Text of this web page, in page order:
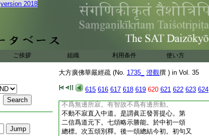
version 2018
ご挨拶 組織 利用条件 使い方
大方廣佛華嚴經疏 (No. 1735_ 澄觀撰 ) in Vol. 35
615 616 617 618 619 620 621 622 623 624
十徳。即求菩提之意。下經休舍云。欲教化
調伏一切衆生。盡無餘故發菩提心等。又
末後偈。初句即自性住佛性。以信心佛衆生
無差別故。方是眞法可謂深信。次句即引
出佛性。後句即至得果性。又文有四弘。可
以意得。又上云深心信解常清淨者。與理
相應方曰深心。若昔染今淨。淨則
有始始
即必終。非常淨也。
7 信煩惱即菩提方爲常
淨。由稱本性而發心故。本來是佛。更無所
進如在虚空。退至何所。慨衆生之迷此。
不爲無邊所寂。有智故不爲有邊所動。
不動不寂直入中道。是謂眞正發菩提心。第
二信爲道元下。七頌略示勝能。於中初一頌
總標。次五頌別釋。後一頌總結今初。初句又